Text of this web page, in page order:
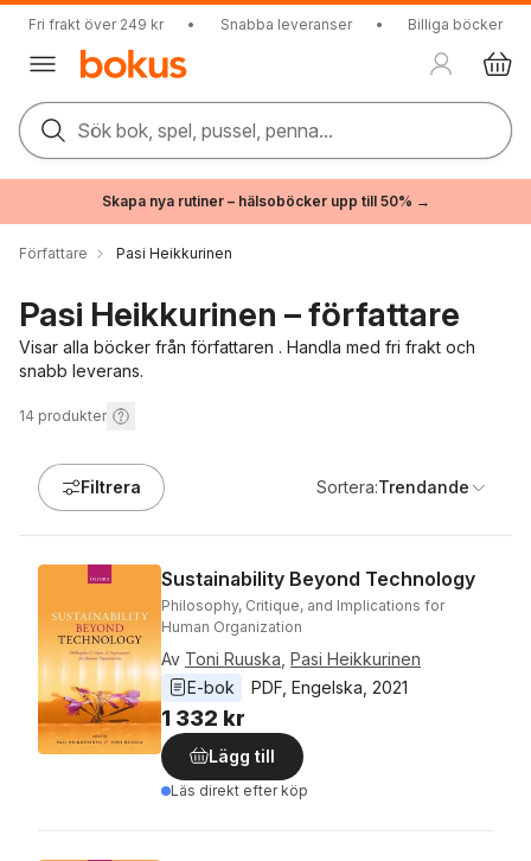
Fri frakt över 249 kr • Snabba leveranser • Billiga böcker
Sök bok, spel, pussel, penna...
Skapa nya rutiner – hälsoböcker upp till 50% →
Författare Pasi Heikkurinen
Pasi Heikkurinen – författare
Visar alla böcker från författaren . Handla med fri frakt och
snabb leverans.
14 produkter
Filtrera Sortera:Trendande
Sustainability Beyond Technology
Philosophy, Critique, and Implications for
Human Organization
Av Toni Ruuska Pasi Heikkurinen
E-bok
PDF Engelska 2021
1 332 kr
Lägg till
Läs direkt efter köp